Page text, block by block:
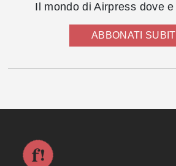
Il mondo di Airpress dove
ABBONATI